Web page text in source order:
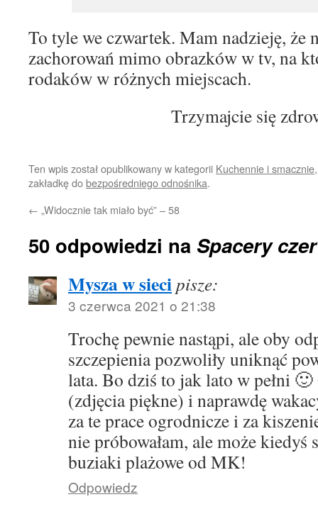
To tyle we czwartek. Mam nadzieję, że
zachorowań mimo obrazków w tv, na
rodaków w różnych miejscach.
Trzymajcie się
Ten wpis został opublikowany w kategorii Kuchennie i smacznie
zakładkę dobezpośredniego odnośnika.
← „Widocznie tak miało być” – 58
50 odpowiedzi na Spacery
Mysza w sieci pisze:
3 czerwca 2021 o 21:38
Trochę pewnie nastąpi, ale oby
szczepienia pozwoliły uniknąć
lata. Bo dziś to jak lato w pełni
(zdjęcia piękne) i naprawdę
za te prace ogrodnicze i za
nie próbowałam, ale może
buziaki plażowe od MK!
Odpowiedz